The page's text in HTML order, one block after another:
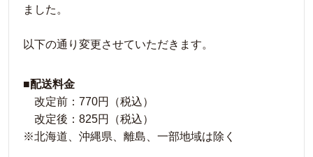
ました。
以下の通り変更させていただきます。
■配送料金
改定前：770円（税込）
改定後：825円（税込）
※北海道、沖縄県、離島、一部地域は除く